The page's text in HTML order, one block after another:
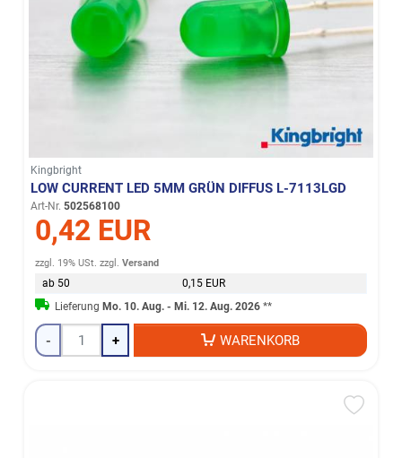
Kingbright
LOW CURRENT LED 5MM GRÜN DIFFUS L-7113LGD
Art-Nr. 502568100
0,42 EUR
zzgl. 19% USt. zzgl.Versand
ab 50
0,15 EUR
LieferungMo. 10. Aug. - Mi. 12. Aug. 2026 **
- + WARENKORB